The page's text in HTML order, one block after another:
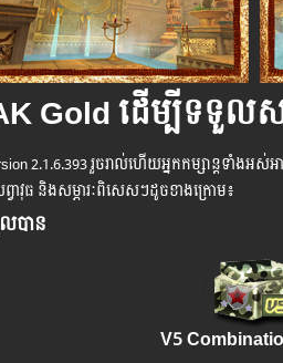
Gold ដើម្បី​ទទួល​
2.1.6.393 រួច​​រាល់​​ហើយ​​អ្នក​​កម្សាន្ដ​​ទាំង​​អ
វុធ​ និង​​សម្ភារៈ​ពិសេស​ៗ​ដូច​ខាង​ក្រោម៖
បាន
V5